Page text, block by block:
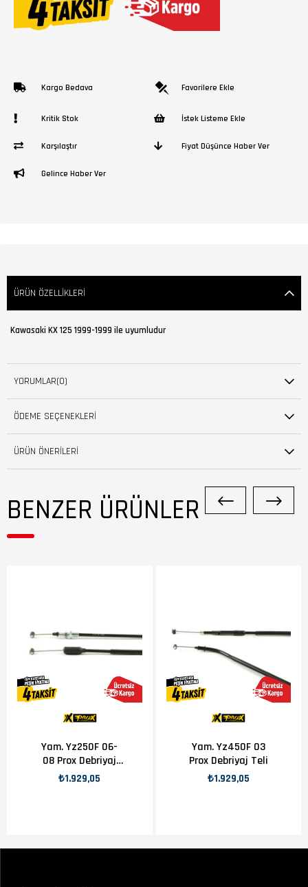
Kargo Bedava Favorilere Ekle
Kritik Stok İstek Listeme Ekle
Karşılaştır Fiyat Düşünce Haber Ver
Gelince Haber Ver
ÜRÜN ÖZELLIKLERI
Kawasaki KX 125 1999-1999 ile uyumludur
YORUMLAR(0)
ÖDEME SEÇENEKLERI
ÜRÜN ÖNERILERI
BENZER ÜRÜNLER
Yam. Yz250F 06-
08 Prox Debriyaj
Teli
₺1.929,05
Yam. Yz450F 03
Prox Debriyaj Teli
₺1.929,05